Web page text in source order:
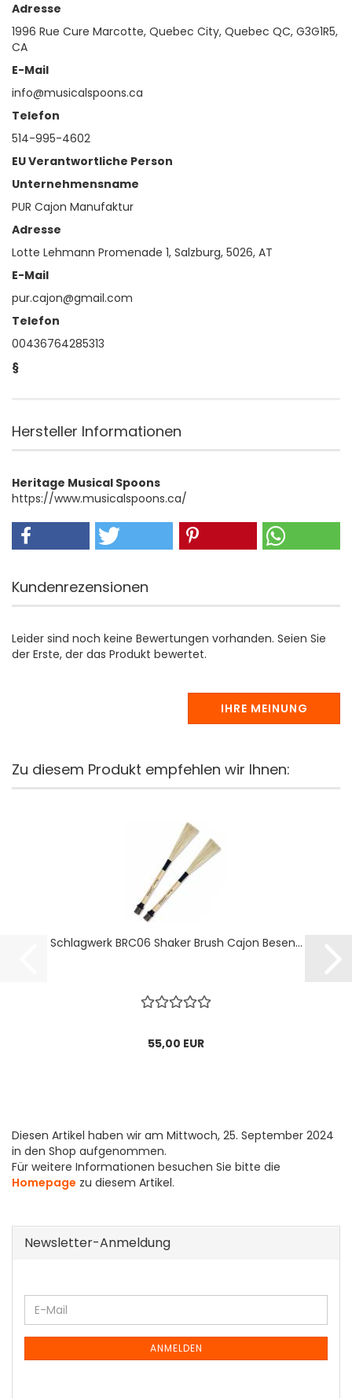
Adresse
1996 Rue Cure Marcotte, Quebec City, Quebec QC, G3G1R5,
CA
E-Mail
info@musicalspoons.ca
Telefon
514-995-4602
EU Verantwortliche Person
Unternehmensname
PUR Cajon Manufaktur
Adresse
Lotte Lehmann Promenade 1, Salzburg, 5026, AT
E-Mail
pur.cajon@gmail.com
Telefon
00436764285313
§
Hersteller Informationen
Heritage Musical Spoons
https://www.musicalspoons.ca/
Kundenrezensionen
Leider sind noch keine Bewertungen vorhanden. Seien Sie
der Erste, der das Produkt bewertet.
IHRE MEINUNG
Zu diesem Produkt empfehlen wir Ihnen:
Schlagwerk BRC06 Shaker Brush Cajon Besen...
55,00 EUR
Diesen Artikel haben wir am Mittwoch, 25. September 2024
in den Shop aufgenommen.
Für weitere Informationen besuchen Sie bitte die
Homepage zu diesem Artikel.
Newsletter-Anmeldung
WEITER
ZUR
NEWSLETTER-
E-
Mail
ANMELDEN